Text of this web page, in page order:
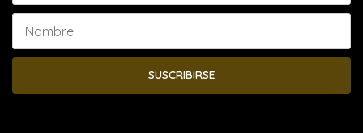
SUSCRIBIRSE